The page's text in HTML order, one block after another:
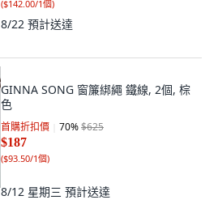
($142.00/1個)
8/22 預計送達
GINNA SONG 窗簾綁繩 鐵線, 2個, 棕
色
首購折扣價 70%$625
$187
($93.50/1個)
8/12 星期三 預計送達